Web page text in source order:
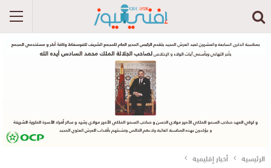
الرئيسية أخبار إقليمية